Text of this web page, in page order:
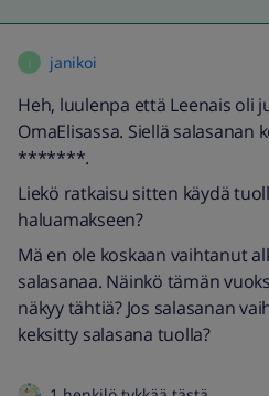
janikoi
Heh, luulenpa että Leenais oli
OmaElisassa. Siellä salasanan
*******.
Liekö ratkaisu sitten käydä
haluamakseen?
Mä en ole koskaan vaihtanut
salasanaa. Näinkö tämän
näkyy tähtiä? Jos salasanan
keksitty salasana tuolla?